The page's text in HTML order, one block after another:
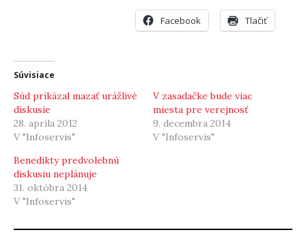
Facebook Tlačiť
Súvisiace
Súd prikázal mazať urážlivé
diskusie
28. apríla 2012
V "Infoservis"
V zasadačke bude viac
miesta pre verejnosť
9. decembra 2014
V "Infoservis"
Benedikty predvolebnú
diskusiu neplánuje
31. októbra 2014
V "Infoservis"